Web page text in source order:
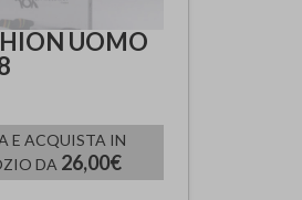
UOMO
E ACQUISTA IN
DA 26,00€